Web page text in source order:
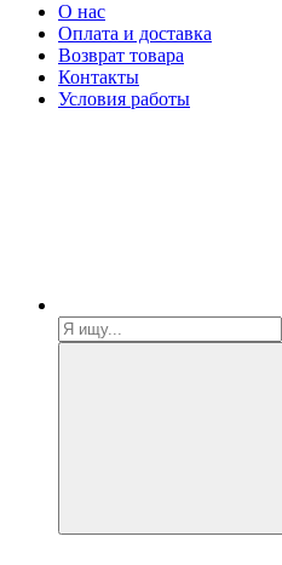
О нас
Оплата и доставка
Возврат товара
Контакты
Условия работы